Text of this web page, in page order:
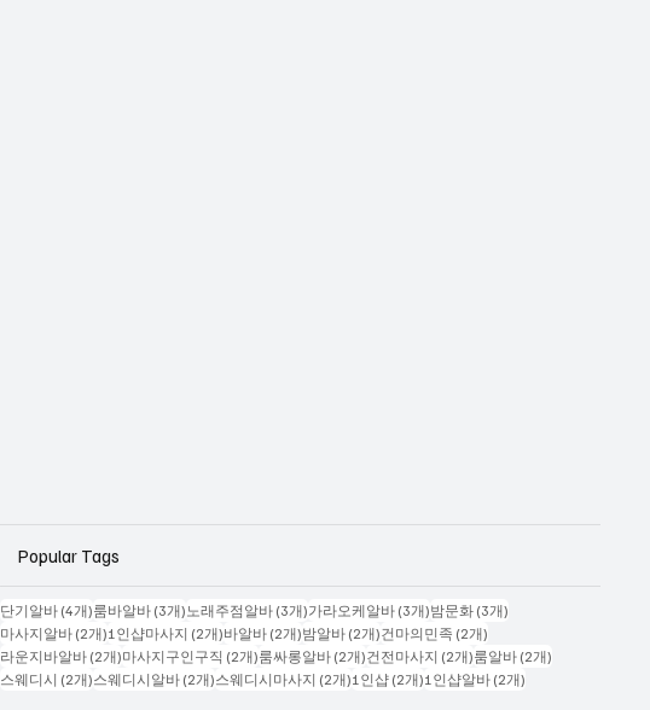
Popular Tags
단기알바 (4개)게시물 4개
룸바알바 (3개) 게시물 3개
노래주점알바 (3개)게시물 3개
가라오케알바 (3개)게시물 3개
밤문화 (3개)
마사지알바 (2개)게시물 2개
1인샵마사지 (2개)게시물 2개
바알바 (2개)게시물 2개
밤알바 (2개)게시물 2개
건마의민족 (2개)
라운지바알바 (2개)게시물 2개
마사지구인구직 (2개)게시물 2개
룸싸롱알바 (2개)게시물 2개
건전마사지 (2개)게시물 2개
룸알바 (2개)
스웨디시 (2개)게시물 2개
스웨디시알바 (2개)게시물 2개
스웨디시마사지 (2개)게시물 2개
1인샵 (2개)게시물 2개
1인샵알바 (2개)